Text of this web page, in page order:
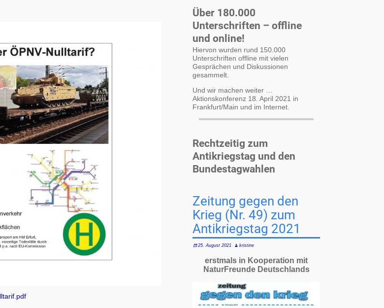
Über 180.000
Unterschriften – offline
und online!
Hiervon wurden rund 150.000
Unterschriften offline mit vielen
Gesprächen und Diskussionen
gesammelt.
Und wir machen weiter …
Aktionskonferenz 18. April 2021 in
Frankfurt/Main und im Internet.
Rechtzeitig zum
Antikriegstag und den
Bundestagwahlen
Zeitung gegen den
Krieg (Nr. 49) zum
Antikriegstag 2021
25. August 2021 kristine
erstmals in Kooperation mit
NaturFreunde Deutschlands